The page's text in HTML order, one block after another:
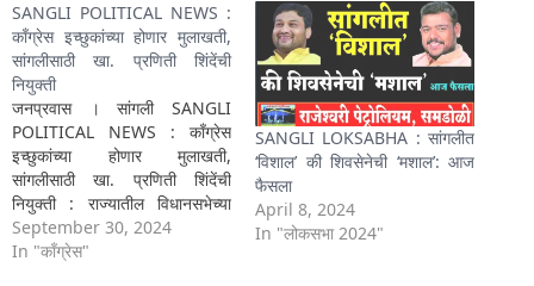
SANGLI POLITICAL NEWS :
काँग्रेस इच्छुकांच्या होणार मुलाखती,
सांगलीसाठी खा. प्रणिती शिंदेंची
नियुक्ती
जनप्रवास । सांगली SANGLI
POLITICAL NEWS : काँग्रेस
इच्छुकांच्या होणार मुलाखती,
सांगलीसाठी खा. प्रणिती शिंदेंची
नियुक्ती : राज्यातील विधानसभेच्या
निवडणुकीसाठी काँग्रेस पक्षात जोरदार
हालचाली सुरू झाल्या आहेत. सांगली
September 30, 2024
In "काँग्रेस"
SANGLI LOKSABHA : सांगलीत
‘विशाल’ की शिवसेनेची ‘मशाल’: आज
फैसला
April 8, 2024
In "लोकसभा 2024"